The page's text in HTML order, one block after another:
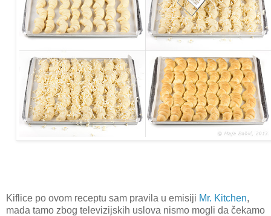
Kiflice po ovom receptu sam pravila u emisiji Mr. Kitchen,
mada tamo zbog televizijskih uslova nismo mogli da čekamo